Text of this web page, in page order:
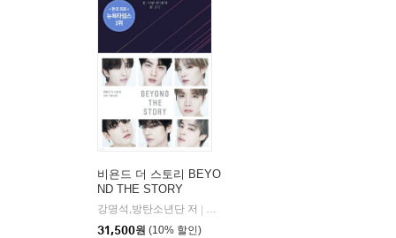
비욘드 더 스토리 BEYO
ND THE STORY
강명석,방탄소년단 저
빅히트뮤직(BIGHIT MUSIC)
31,500원 (10% 할인)